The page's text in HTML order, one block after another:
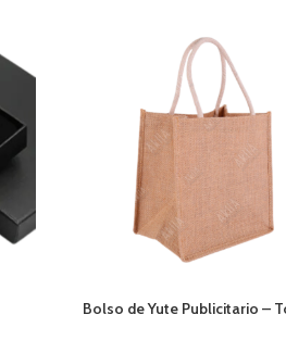
Bolso de Yute Publicitario –